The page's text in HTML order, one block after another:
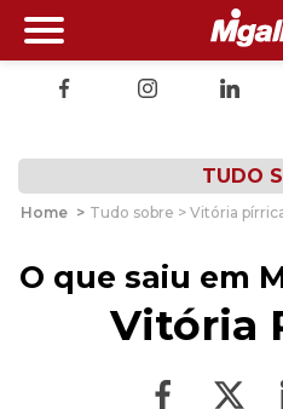
TUDO
Home > Tudo sobre > Vitória
O que saiu em
Vitória